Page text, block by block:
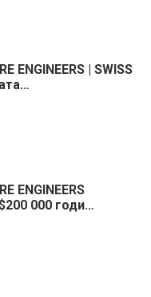
ENGINEERS | SWISS
ENGINEERS
000 годи…